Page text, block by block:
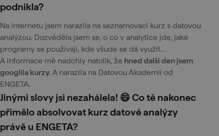
podnikla?
Na internetu jsem narazila na seznamovací kurz s datovou
analýzou. Dozvěděla jsem se, o co v analytice jde, jaké
programy se používají, kde všude se dá využít…
A informace mě nadchly natolik, že hned další den jsem
googlila kurzy. A narazila na Datovou Akademii od
ENGETA.
Jinými slovy jsi nezahálela! 😄 Co tě nakonec
přimělo absolvovat kurz datové analýzy
právě u ENGETA?